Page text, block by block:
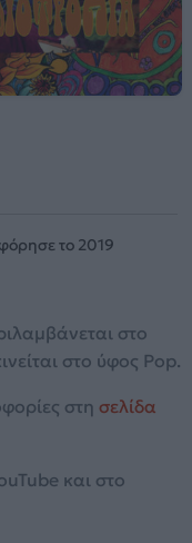
το 2019
στο
στο ύφος Pop.
στη σελίδα
και στο